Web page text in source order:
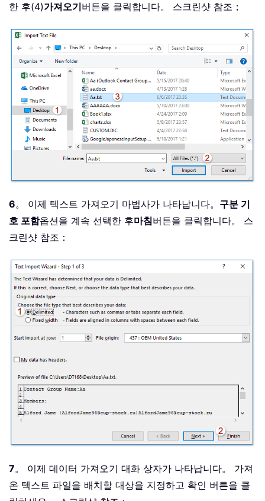
한 후(4)가져오기버튼을 클릭합니다。 스크린샷 참조；
6。 이제 텍스트 가져오기 마법사가 나타납니다。 구분 기
호 포함옵션을 계속 선택한 후마침버튼을 클릭합니다。 스
크린샷 참조：
7。 이제 데이터 가져오기 대화 상자가 나타납니다。 가져
온 텍스트 파일을 배치할 대상을 지정하고 확인 버튼을 클